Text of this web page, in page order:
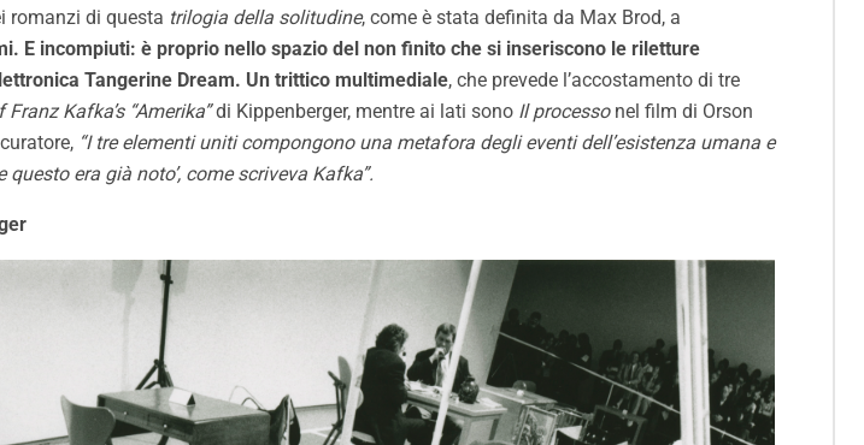
romanzi di questa trilogia della solitudine, come è stata definita da Max Brod, a
E incompiuti: è proprio nello spazio del non finito che si inseriscono le riletture
Tangerine Dream. Un trittico multimediale, che prevede l’accostamento di tre
Kafka’s “Amerika”di Kippenberger, mentre ai lati sono Il processonel film di Orson
“I tre elementi uniti compongono una metafora degli eventi dell’esistenza umana e
era già noto’, come scriveva Kafka”.